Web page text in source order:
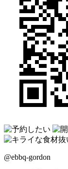
@ebbq-gordon